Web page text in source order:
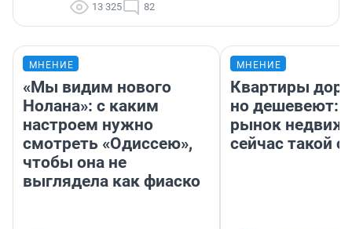
13 325 82
МНЕНИЕ
«Мы видим нового
Нолана»: с каким
настроем нужно
смотреть «Одиссею»,
чтобы она не
выглядела как фиаско
МНЕНИЕ
Квартиры
но дешевеют:
рынок
сейчас такой